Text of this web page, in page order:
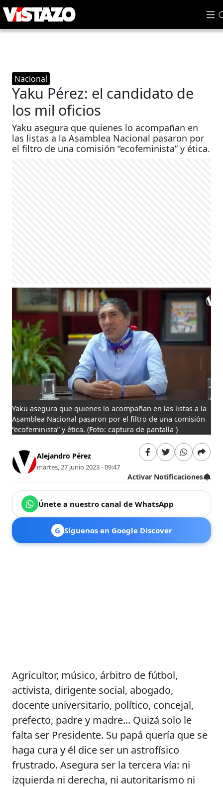
Nacional
Yaku Pérez: el candidato de
los mil oficios
Yaku asegura que quienes lo acompañan en
las listas a la Asamblea Nacional pasaron por
el filtro de una comisión “ecofeminista” y ética.
Yaku asegura que quienes lo acompañan en las listas a la
Asamblea Nacional pasaron por el filtro de una comisión
“ecofeminista” y ética. (Foto: captura de pantalla )
Alejandro Pérez
martes, 27 junio 2023 - 09:47
Activar Notificaciones
Únete a nuestro canal de WhatsApp
G Síguenos en Google Discover
Agricultor, músico, árbitro de fútbol,
activista, dirigente social, abogado,
docente universitario, político, concejal,
prefecto, padre y madre... Quizá solo le
falta ser Presidente. Su papá quería que se
haga cura y él dice ser un astrofísico
frustrado. Asegura ser la tercera vía: ni
izquierda ni derecha, ni autoritarismo ni